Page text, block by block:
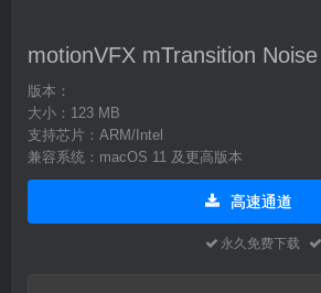
motionVFX mTransition Noise
版本：
大小：123 MB
支持芯片：ARM/Intel
兼容系统：macOS 11 及更高版本
高速通道
永久免费下载